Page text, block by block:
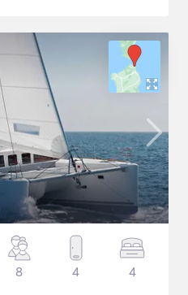
8 4 4